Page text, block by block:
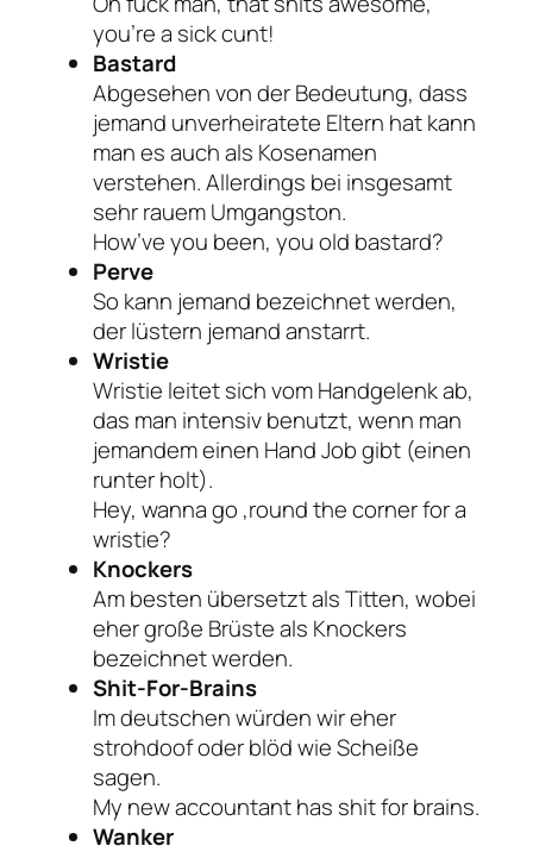
you’re a sick cunt!
Bastard
Abgesehen von der Bedeutung, dass
jemand unverheiratete Eltern hat kann
man es auch als Kosenamen
verstehen. Allerdings bei insgesamt
sehr rauem Umgangston.
How’ve you been, you old bastard?
Perve
So kann jemand bezeichnet werden,
der lüstern jemand anstarrt.
Wristie
Wristie leitet sich vom Handgelenk ab,
das man intensiv benutzt, wenn man
jemandem einen Hand Job gibt (einen
runter holt).
Hey, wanna go ‚round the corner for a
wristie?
Knockers
Am besten übersetzt als Titten, wobei
eher große Brüste als Knockers
bezeichnet werden.
Shit-For-Brains
Im deutschen würden wir eher
strohdoof oder blöd wie Scheiße
sagen.
My new accountant has shit for brains.
Wanker